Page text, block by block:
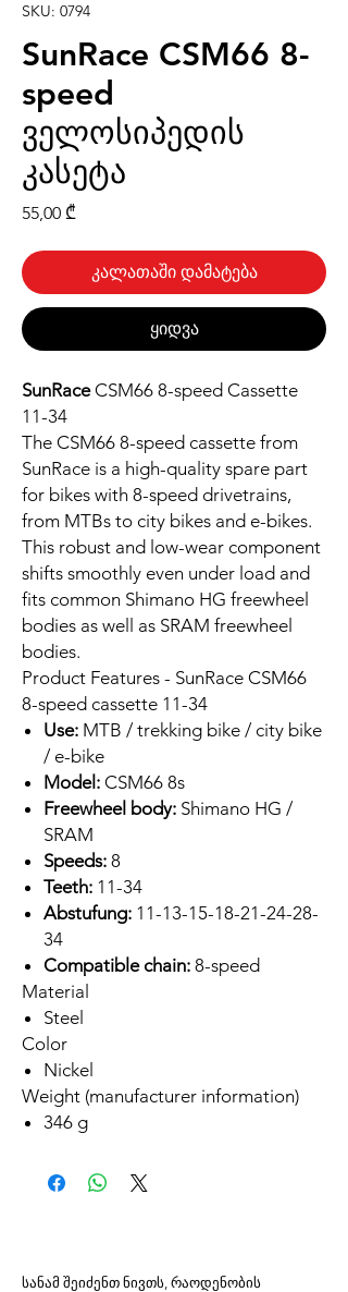
SKU: 0794
SunRace CSM66 8-
speed
ველოსიპედის
კასეტა
55,00 ₾
კალათაში დამატება
ყიდვა
SunRaceCSM66 8-speed Cassette
11-34
The CSM66 8-speed cassette from
SunRace is a high-quality spare part
for bikes with 8-speed drivetrains,
from MTBs to city bikes and e-bikes.
This robust and low-wear component
shifts smoothly even under load and
fits common Shimano HG freewheel
bodies as well as SRAM freewheel
bodies.
Product Features - SunRace CSM66
8-speed cassette 11-34
Use: MTB / trekking bike / city bike
/ e-bike
Model: CSM66 8s
Freewheel body: Shimano HG /
SRAM
Speeds: 8
Teeth: 11-34
Abstufung: 11-13-15-18-21-24-28-
34
Compatible chain: 8-speed
Material
Steel
Color
Nickel
Weight (manufacturer information)
346 g
სანამ შეიძენთ ნივთს, რაოდენობის